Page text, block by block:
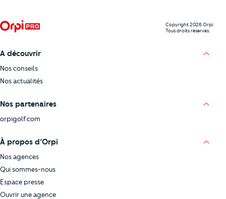
Copyright 2026 Orpi.
Tous droits réservés.
A découvrir
Nos conseils
Nos actualités
Nos partenaires
orpigolf.com
À propos d’Orpi
Nos agences
Qui sommes-nous
Espace presse
Ouvrir une agence